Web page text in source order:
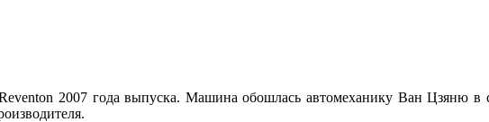
2007 года выпуска. Машина обошлась автомеханику Ван Цзяню в